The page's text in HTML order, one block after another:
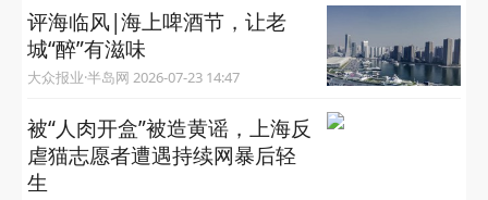
评海临风|海上啤酒节，让老
城“醉”有滋味
大众报业·半岛网 2026-07-23 14:47
被“人肉开盒”被造黄谣，上海反
虐猫志愿者遭遇持续网暴后轻
生